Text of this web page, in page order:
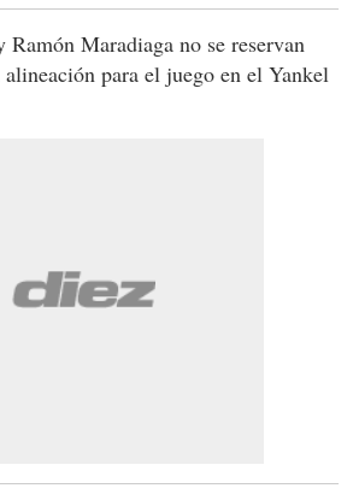
Ramón Maradiaga no se reservan
alineación para el juego en el Yankel